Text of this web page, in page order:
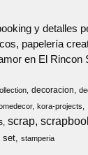
y detalles
papelería
en El Rincon
decoracion
kora-projects
scrap
set stamperia